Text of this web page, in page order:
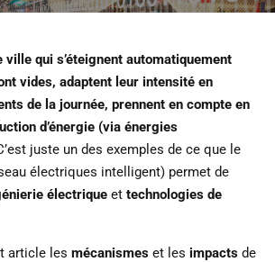
ville qui s’éteignent automatiquement
vides, adaptent leur intensité en
de la journée, prennent en compte en
d’énergie (via énergies
juste un des exemples de ce que le
électriques intelligent) permet de
électrique et technologies de
article les mécanismes et les impacts de